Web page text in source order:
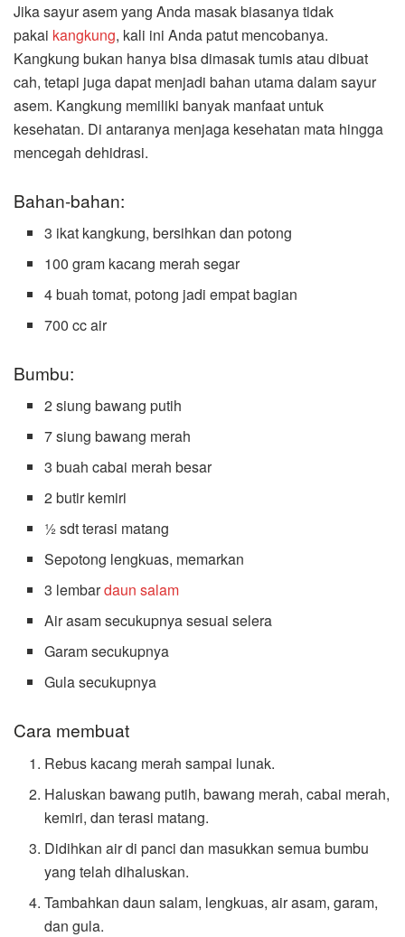
Jika sayur asem yang Anda masak biasanya tidak
pakai kangkung, kali ini Anda patut mencobanya.
Kangkung bukan hanya bisa dimasak tumis atau dibuat
cah, tetapi juga dapat menjadi bahan utama dalam sayur
asem. Kangkung memiliki banyak manfaat untuk
kesehatan. Di antaranya menjaga kesehatan mata hingga
mencegah dehidrasi.
Bahan-bahan:
3 ikat kangkung, bersihkan dan potong
100 gram kacang merah segar
4 buah tomat, potong jadi empat bagian
700 cc air
Bumbu:
2 siung bawang putih
7 siung bawang merah
3 buah cabai merah besar
2 butir kemiri
½ sdt terasi matang
Sepotong lengkuas, memarkan
3 lembardaun salam
Air asam secukupnya sesuai selera
Garam secukupnya
Gula secukupnya
Cara membuat
Rebus kacang merah sampai lunak.
Haluskan bawang putih, bawang merah, cabai merah,
kemiri, dan terasi matang.
Didihkan air di panci dan masukkan semua bumbu
yang telah dihaluskan.
Tambahkan daun salam, lengkuas, air asam, garam,
dan gula.